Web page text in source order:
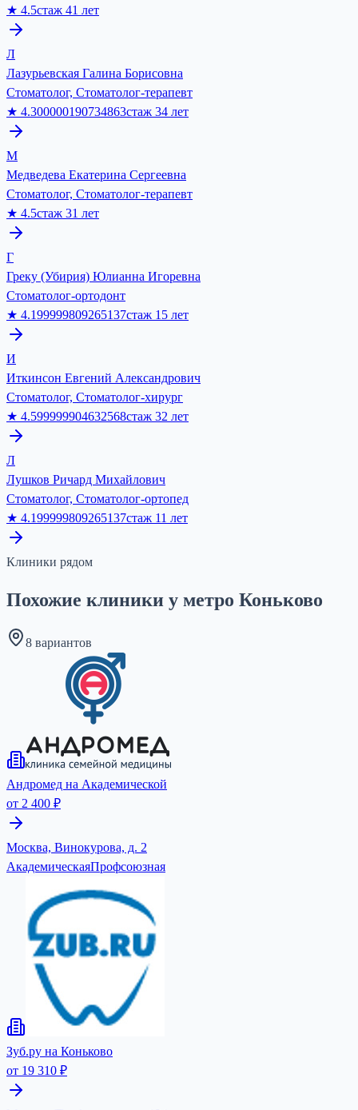
★ 4.5стаж 41 лет
Л
Лазурьевская Галина Борисовна
Стоматолог, Стоматолог-терапевт
★ 4.300000190734863стаж 34 лет
М
Медведева Екатерина Сергеевна
Стоматолог, Стоматолог-терапевт
★ 4.5стаж 31 лет
Г
Греку (Убирия) Юлианна Игоревна
Стоматолог-ортодонт
★ 4.199999809265137стаж 15 лет
И
Иткинсон Евгений Александрович
Стоматолог, Стоматолог-хирург
★ 4.599999904632568стаж 32 лет
Л
Лушков Ричард Михайлович
Стоматолог, Стоматолог-ортопед
★ 4.199999809265137стаж 11 лет
Клиники рядом
Похожие клиники у метро Коньково
8 вариантов
Андромед на Академической
от 2 400 ₽
Москва, Винокурова, д. 2
АкадемическаяПрофсоюзная
Зуб.ру на Коньково
от 19 310 ₽